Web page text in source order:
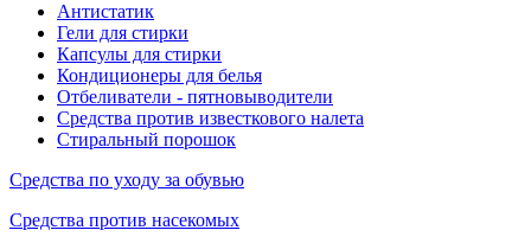
Антистатик
Гели для стирки
Капсулы для стирки
Кондиционеры для белья
Отбеливатели - пятновыводители
Средства против известкового налета
Стиральный порошок
Средства по уходу за обувью
Средства против насекомых